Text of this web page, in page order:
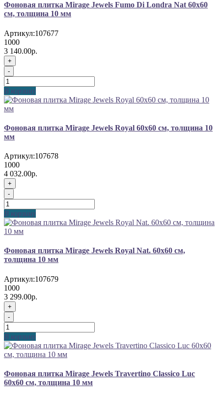
Фоновая плитка Mirage Jewels Fumo Di Londra Nat 60x60
см, толщина 10 мм
Артикул:107677
1000
3 140.00р.
+
-
В корзину
Фоновая плитка Mirage Jewels Royal 60x60 см, толщина 10
мм
Артикул:107678
1000
4 032.00р.
+
-
В корзину
Фоновая плитка Mirage Jewels Royal Nat. 60x60 см,
толщина 10 мм
Артикул:107679
1000
3 299.00р.
+
-
В корзину
Фоновая плитка Mirage Jewels Travertino Classico Luc
60x60 см, толщина 10 мм